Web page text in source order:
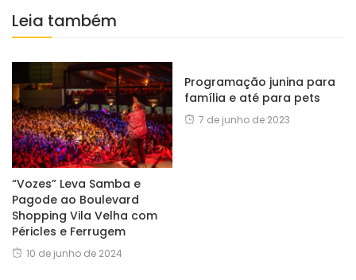
Leia também
“Vozes” Leva Samba e
Pagode ao Boulevard
Shopping Vila Velha com
Péricles e Ferrugem
10 de junho de 2024
Programação junina para
família e até para pets
7 de junho de 2023